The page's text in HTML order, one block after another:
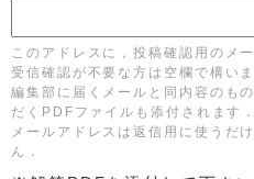
このアドレスに，投稿確認用のメ
受信確認が不要な方は空欄で構いま
編集部に届くメールと同内容のも
だくPDFファイルも添付されます．
メールアドレスは返信用に使うだ
ん．